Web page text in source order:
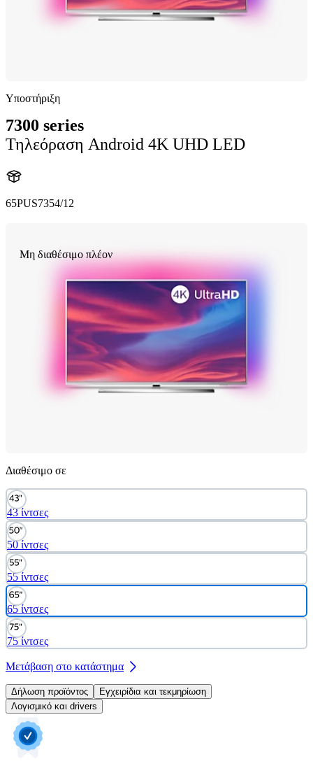
Υποστήριξη
7300 series
Τηλεόραση Android 4K UHD LED
65PUS7354/12
Μη διαθέσιμο πλέον
Διαθέσιμο σε
43 ίντσες
50 ίντσες
55 ίντσες
65 ίντσες
75 ίντσες
Μετάβαση στο κατάστημα
Δήλωση προϊόντος
Εγχειρίδια και τεκμηρίωση
Λογισμικό και drivers